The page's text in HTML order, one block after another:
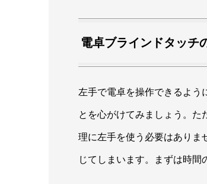
電卓ブラインドタッチ
左手で電卓を操作できるよう
とを心がけてみましょう。
理に左手を使う必要はありま
じてしまいます。まずは時間